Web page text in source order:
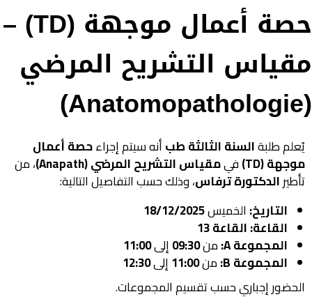
حصة أعمال موجهة (TD) –
مقياس التشريح المرضي
(Anatomopathologie)
يُعلم طلبةالسنة الثالثة طبأنه سيتم إجراءحصة أعمال
موجهة (TD) فيمقياس التشريح المرضي (Anapath) ، من
تأطيرالدكتورة ترفاس، وذلك حسب التفاصيل التالية:
التاريخ: الخميس18/12/2025
القاعة:القاعة 13
المجموعة A: من09:30إلى11:00
المجموعة B: من11:00إلى12:30
الحضور إجباري حسب تقسيم المجموعات.